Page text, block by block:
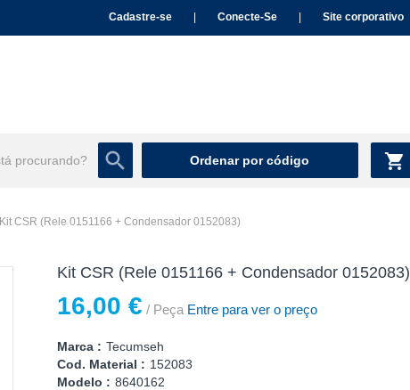
Cadastre-se Conecte-Se Site corporativo
Ordenar por código
Kit CSR (Rele 0151166 + Condensador 0152083)
Kit CSR (Rele 0151166 + Condensador 0152083)
16,00 € / Peça Entre para ver o preço
Marca : Tecumseh
Cod. Material : 152083
Modelo : 8640162